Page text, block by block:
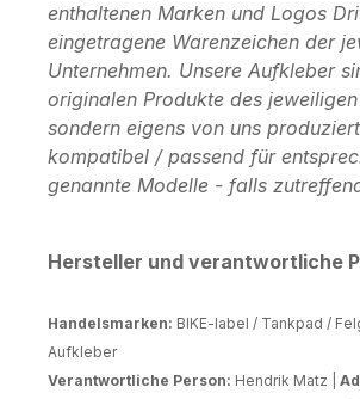
enthaltenen Marken und Logos
eingetragene Warenzeichen der
Unternehmen. Unsere Aufkleber
originalen Produkte des
sondern eigens von uns
kompatibel / passend für
genannte Modelle - falls
Hersteller und verantwortliche
Handelsmarken: BIKE-label / Tankpad /
Aufkleber
Verantwortliche Person: Hendrik Matz |